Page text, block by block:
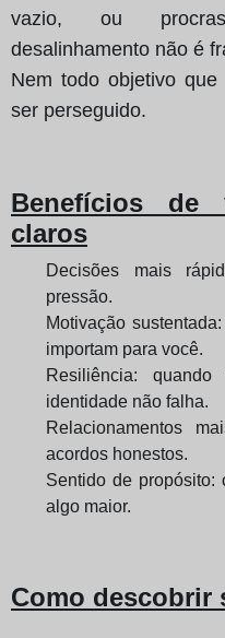
vazio, ou
desalinhamento não é
Nem todo objetivo
ser perseguido.
Benefícios de
claros
Decisões mais
pressão.
Motivação
importam para você.
Resiliência:
identidade não falha.
Relacionamentos
acordos honestos.
Sentido de propósito:
algo maior.
Como descobrir